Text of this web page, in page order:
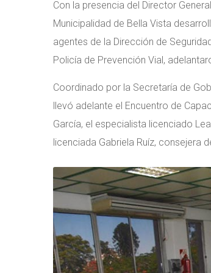
Con la presencia del Director
Municipalidad de Bella Vista
agentes de la Dirección de
Policía de Prevención Vial,
Coordinado por la Secretaría de
llevó adelante el Encuentro de
García, el especialista licenciado
licenciada Gabriela Ruíz, consejera